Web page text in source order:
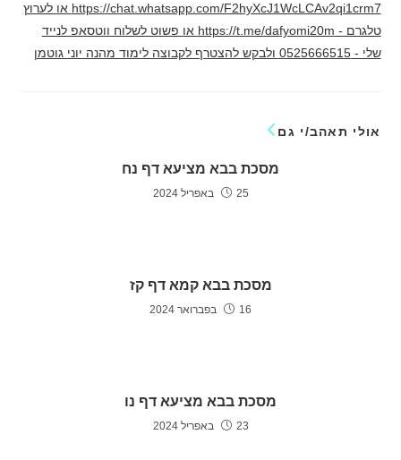
https://chat.whatsapp.com/F2hyXcJ1WcLCAv2qi1crm7 או לערוץ
טלגרם - https://t.me/dafyomi20m או פשוט לשלוח ווטסאפ לנייד
שלי - 0525666515 ולבקש להצטרף לקבוצה לימוד מהנה יוני גוטמן
אולי תאהב/י גם
מסכת בבא מציעא דף נח
25 באפריל 2024
מסכת בבא קמא דף קז
16 בפברואר 2024
מסכת בבא מציעא דף נו
23 באפריל 2024